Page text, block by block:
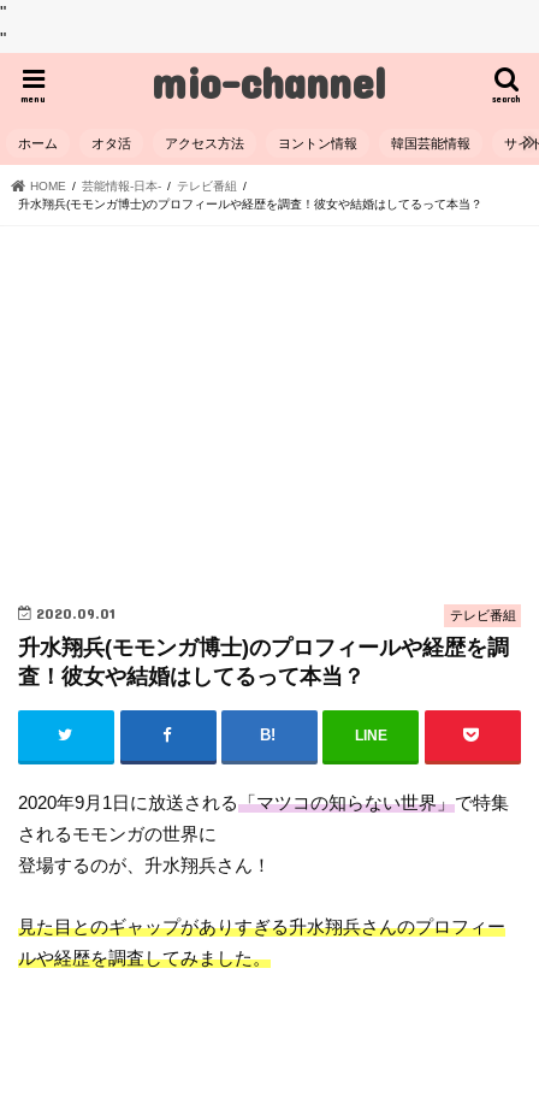
"
"
mio-channel search
menu
ホーム オタ活 アクセス方法 ヨントン情報 韓国芸能情報 サイ
HOME 芸能情報-日本-
テレビ番組
升水翔兵(モモンガ博士)のプロフィールや経歴を調査！彼女や結婚はしてるって本当？
テレビ番組
2020.09.01
升水翔兵(モモンガ博士)のプロフィールや経歴を調
査！彼女や結婚はしてるって本当？
LINE
2020年9月1日に放送される「マツコの知らない世界」で特集
されるモモンガの世界に
登場するのが、升水翔兵さん！
見た目とのギャップがありすぎる升水翔兵さんのプロフィー
ルや経歴を調査してみました。